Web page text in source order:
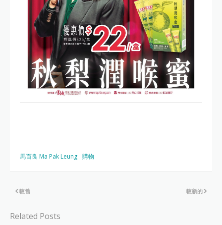
馬百良 Ma Pak Leung 購物
較新的
較舊
Related Posts